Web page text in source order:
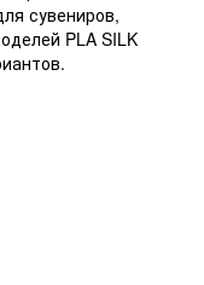
сувениров,
PLA SILK